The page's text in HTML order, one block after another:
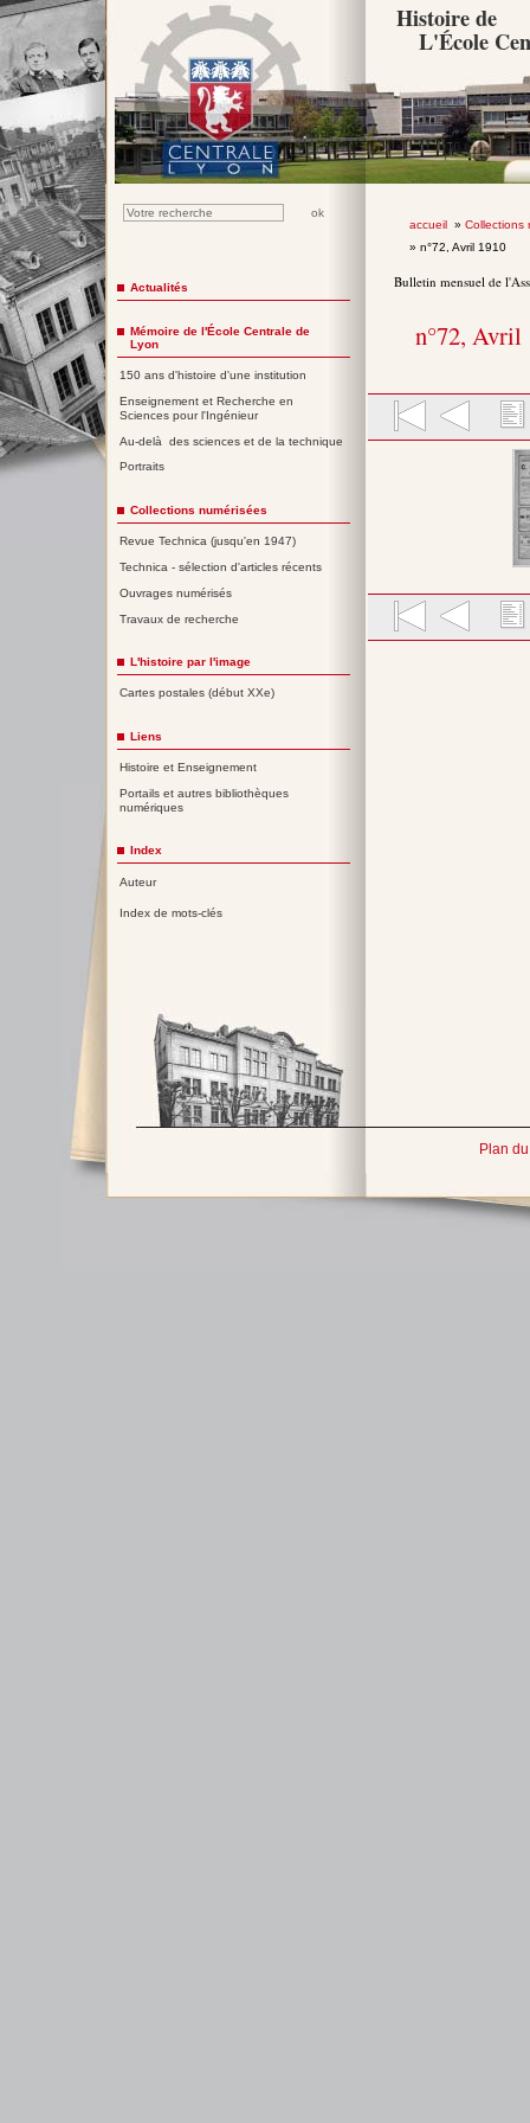
Histoire de
L'École
accueil» Collections
» n°72, Avril 1910
Bulletin mensuel de
n°72, Avril
Actualités
Mémoire de l'École Centrale de
Lyon
150 ans d'histoire d'une institution
Enseignement et Recherche en
Sciences pour l'Ingénieur
Au-delà des sciences et de la technique
Portraits
Collections numérisées
Revue Technica (jusqu'en 1947)
Technica - sélection d'articles récents
Ouvrages numérisés
Travaux de recherche
L'histoire par l'image
Cartes postales (début XXe)
Liens
Histoire et Enseignement
Portails et autres bibliothèques
numériques
Index
Auteur
Index de mots-clés
Plan